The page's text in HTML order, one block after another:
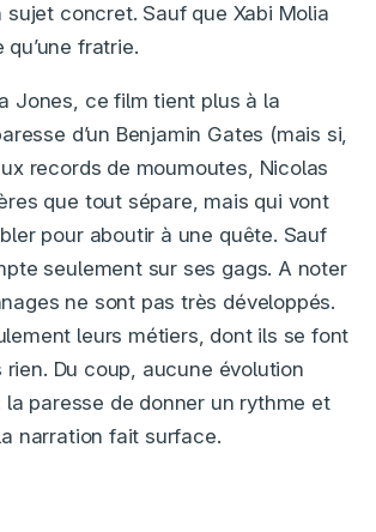
sujet concret. Sauf que Xabi Molia
qu’une fratrie.
Jones, ce film tient plus à la
d’un Benjamin Gates (mais si,
records de moumoutes, Nicolas
que tout sépare, mais qui vont
pour aboutir à une quête. Sauf
seulement sur ses gags. A noter
ne sont pas très développés.
leurs métiers, dont ils se font
rien. Du coup, aucune évolution
la paresse de donner un rythme et
narration fait surface.